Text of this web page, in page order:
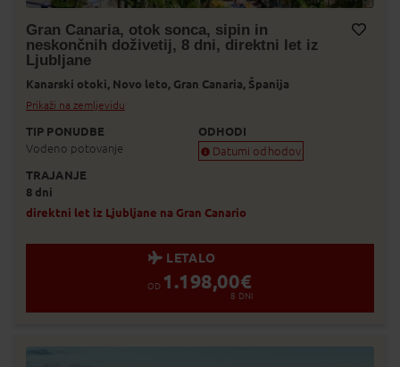
Gran Canaria, otok sonca, sipin in
neskončnih doživetij, 8 dni, direktni let iz
Ljubljane
Kanarski otoki, Novo leto, Gran Canaria, Španija
Prikaži na zemljevidu
TIP PONUDBE
Vodeno potovanje
ODHODI
Datumi odhodov
Zasedeno
TRAJANJE
8 dni
direktni let iz Ljubljane na Gran Canario
LETALO
OD 1.198,00€
8 DNI